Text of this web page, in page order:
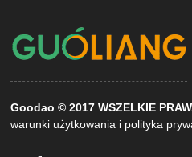
Goodao © 2017 WSZELKIE
warunki użytkowania i polityka